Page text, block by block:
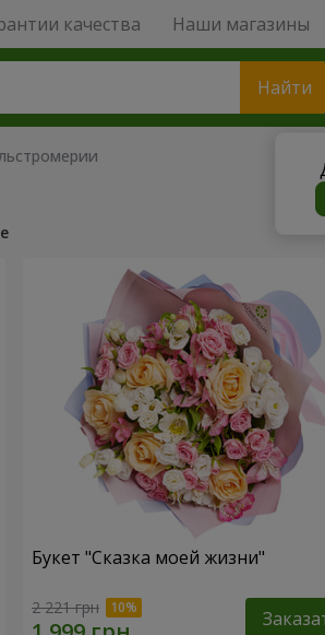
качества Наши магазины
Найти
Букет "Сказка моей жизни"
2 221 грн